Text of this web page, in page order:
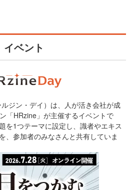
イベント
ジン・デイ）は、人が活き会社が成
「HRzine」が主催するイベントで
を1つテーマに設定し、識者やエキス
、参加者のみなさんと共有していま